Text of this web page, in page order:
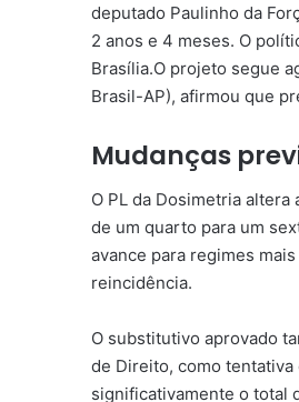
deputado Paulinho da
2 anos e 4 meses. O
Brasília.O projeto segue
Brasil-AP), afirmou que
Mudanças
O PL da Dosimetria
de um quarto para um
avance para regimes
reincidência.
O substitutivo aprovado
de Direito, como
significativamente o total